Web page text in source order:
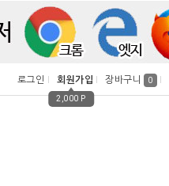
로그인 회원가입
2,000 P
장바구니 0